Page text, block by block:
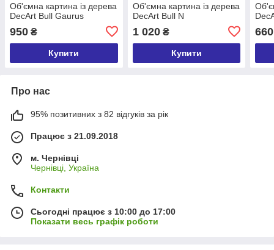
Об'ємна картина із дерева
DecArt Bull Gaurus
950 ₴
Купити
Об'ємна картина із дерева
DecArt Bull N
1 020₴
Купити
660
Про нас
95% позитивних з 82 відгуків за рік
Працює з 21.09.2018
м. Чернівці
Чернівці, Україна
Контакти
Сьогодні працює з 10:00 до 17:00
Показати весь графік роботи